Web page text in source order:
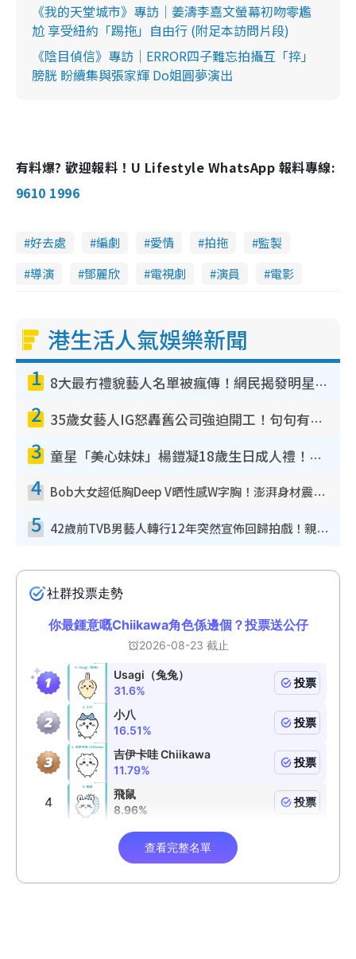
《我的天堂城市》專訪｜姜濤李嘉文螢幕初吻零尷
尬 享受紐約「踢拖」自由行 (附足本訪問片段)
《陰目偵信》專訪｜ERROR四子難忘拍攝互「捽」
膀胱 盼續集與張家輝 Do姐圓夢演出
有料爆? 歡迎報料！U Lifestyle WhatsApp 報料專線:
9610 1996
好去處 編劇 愛情 拍拖
監製
導演
鄧麗欣 電視劇 演員 電影
港生活人氣娛樂新聞
1 8大最冇禮貌藝人名單被瘋傳！網民揭發明星真面目 一致數臭呢位係無品天花板？
2 35歲女藝人IG怒轟舊公司強迫開工！句句有骨寸到爆：好老闆真係好重要
3 童星「美心妹妹」楊鎧凝18歲生日成人禮！最新近照曝光蛻變冰壺冠軍文武雙全
4 Bob大女超低胸Deep V晒性感W字胸！澎湃身材震撼眼球獲讚勁過袁嘉敏
5 42歲前TVB男藝人轉行12年突然宣佈回歸拍戲！親揭當年離巢真相：等足九年